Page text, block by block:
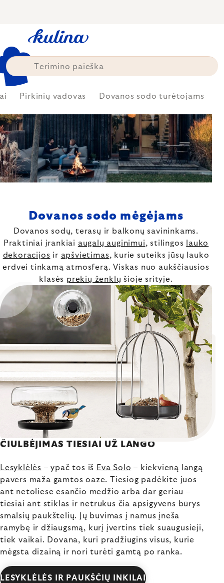
Pirkinių vadovas Dovanos sodo turėtojams
Dovanos sodo mėgėjams
Dovanos sodų, terasų ir balkonų savininkams.
Praktiniai įrankiai augalų auginimui, stilingos
lauko
dekoracijos ir apšvietimas, kurie suteiks jūsų lauko
erdvei tinkamą atmosferą. Viskas nuo aukščiausios
klasės prekių ženklų šioje srityje.
ČIULBĖJIMAS TIESIAI UŽ LANGO
Lesyklėlės – ypač tos iš Eva Solo – kiekvieną langą
pavers maža gamtos oaze. Tiesiog padėkite juos
ant netoliese esančio medžio arba dar geriau –
tiesiai ant stiklas ir netrukus čia apsigyvens būrys
smalsių paukštelių. Jų buvimas į namus įneša
ramybę ir džiaugsmą, kurį įvertins tiek suaugusieji,
tiek vaikai. Dovana, kuri pradžiugins visus, kurie
mėgsta dizainą ir nori turėti gamtą po ranka.
LESYKLĖLĖS IR PAUKŠČIŲ INKILAI